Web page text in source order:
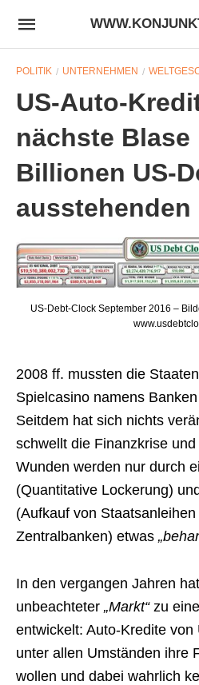
POLITIK UNTERNEHMEN
US-Auto-
nächste Blase
Billionen US-
ausstehenden
US-Debt-Clock September 2016 –
2008 ff. mussten die
Spielcasino namens
Seitdem hat sich nichts
schwellt die Finanzkrise
Wunden werden nur durch
(Quantitative Lockerung)
(Aufkauf von
Zentralbanken) etwas
In den vergangen Jahren
unbeachteter „Markt“zu
entwickelt: Auto-Kredite von
unter allen Umständen ihre
wollen und dabei wahrlich